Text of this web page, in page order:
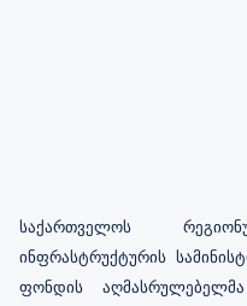
საქართველოს
ინფრასტრუქტურის
ფონდის